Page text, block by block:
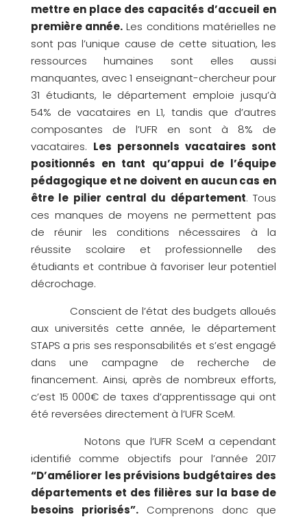
mettre en place des capacités d’accueil en
première année. Les conditions matérielles ne
sont pas l’unique cause de cette situation, les
ressources humaines sont elles aussi
manquantes, avec 1 enseignant-chercheur pour
31 étudiants, le département emploie jusqu’à
54% de vacataires en L1, tandis que d’autres
composantes de l’UFR en sont à 8% de
vacataires. Les personnels vacataires sont
positionnés en tant qu’appui de l’équipe
pédagogique et ne doivent en aucun cas en
être le pilier central du département. Tous
ces manques de moyens ne permettent pas
de réunir les conditions nécessaires à la
réussite scolaire et professionnelle des
étudiants et contribue à favoriser leur potentiel
décrochage.
Conscient de l’état des budgets alloués
aux universités cette année, le département
STAPS a pris ses responsabilités et s’est engagé
dans une campagne de recherche de
financement. Ainsi, après de nombreux efforts,
c’est 15 000€ de taxes d’apprentissage qui ont
été reversées directement à l’UFR SceM.
Notons que l’UFR SceM a cependant
identifié comme objectifs pour l’année 2017
“D’améliorer les prévisions budgétaires des
départements et des filières sur la base de
besoins priorisés”.Comprenons donc que